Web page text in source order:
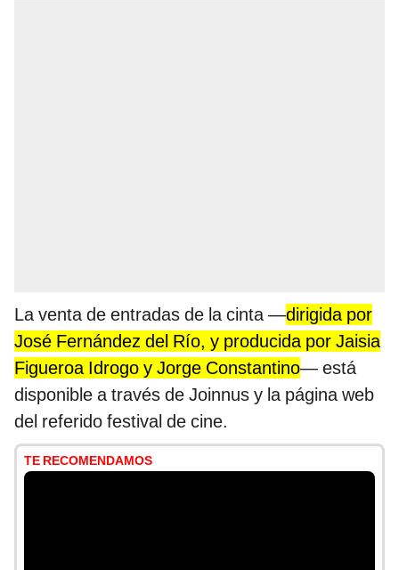
La venta de entradas de la cinta —dirigida por
José Fernández del Río, y producida por Jaisia
Figueroa Idrogo y Jorge Constantino— está
disponible a través de Joinnus y la página web
del referido festival de cine.
TE RECOMENDAMOS